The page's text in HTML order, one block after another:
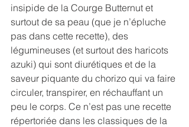
insipide de la Courge Butternut et
surtout de sa peau (que je n’épluche
pas dans cette recette), des
légumineuses (et surtout des haricots
azuki) qui sont diurétiques et de la
saveur piquante du chorizo qui va faire
circuler, transpirer, en réchauffant un
peu le corps. Ce n’est pas une recette
répertoriée dans les classiques de la